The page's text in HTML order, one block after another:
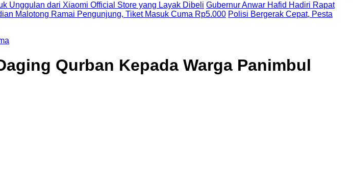
Unggulan dari Xiaomi Official Store yang Layak Dibeli Gubernur Anwar Hafid Hadiri Rapat
Malotong Ramai Pengunjung, Tiket Masuk Cuma Rp5.000 Polisi Bergerak Cepat, Pesta
Qurban Kepada Warga Panimbul